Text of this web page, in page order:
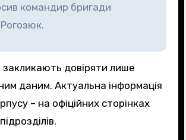
командир бригади
довіряти лише
даним. Актуальна інформація
– на офіційних сторінках